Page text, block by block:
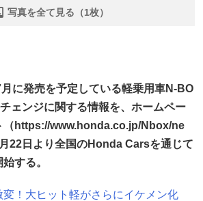
写真を全て見る（1枚）
に発売を予定している軽乗用車N-BO
ェンジに関する情報を、ホームペー
（https://www.honda.co.jp/Nbox/ne
22日より全国のHonda Carsを通じて
する。
！大ヒット軽がさらにイケメン化